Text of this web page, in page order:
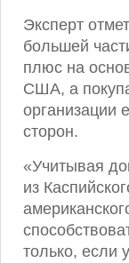
Эксперт
большей
плюс на
США, а
организации
сторон.
«Учитывая
из
только, если